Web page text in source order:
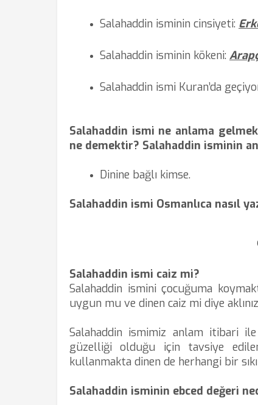
Salahaddin isminin cinsiyeti:
Salahaddin isminin kökeni:
Salahaddin ismi Kuran’da
Salahaddin ismi ne anlama
ne demektir? Salahaddin isminin
Dinine bağlı kimse.
Salahaddin ismi Osmanlıca nasıl
Salahaddin ismi caiz mi?
Salahaddin ismini çocuğuma
uygun mu ve dinen caiz mi diye
Salahaddin ismimiz anlam itibari
güzelliği olduğu için tavsiye
kullanmakta dinen de herhangi bir
Salahaddin isminin ebced değeri